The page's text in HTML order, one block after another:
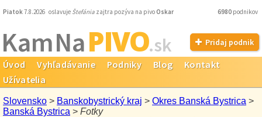
Piatok7.8.2026 oslavuje Štefánia zajtra pozýva na pivoOskar 6980 podnikov
Kam NaPIVO.sk Pridaj podnik
Úvod Vyhľadávanie Podniky Blog
Kontakt
Užívatelia
Slovensko > Banskobystrický kraj > Okres Banská Bystrica >
Banská Bystrica > Fotky